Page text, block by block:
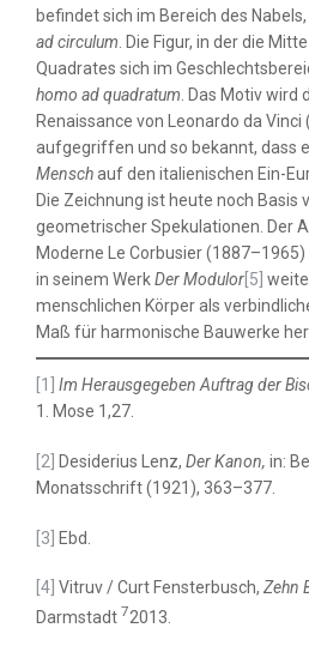
befindet sich im Bereich des
ad circulum . Die Figur, in der die
Quadrates sich im
homo ad quadratum . Das Motiv
Renaissance von Leonardo da Vinci
aufgegriffen und so bekannt, dass
Menschauf den italienischen Ein-
Die Zeichnung ist heute noch Basis
geometrischer Spekulationen. Der
Moderne Le Corbusier
in seinem WerkDer Modulor [5]
menschlichen Körper als
Maß für harmonische Bauwerke
[1]
Im Herausgegeben Auftrag der
1. Mose 1,27.
[2] Desiderius Lenz, Der Kanon, in:
Monatsschrift (1921), 363–377.
[3] Ebd.
[4] Vitruv / Curt Fensterbusch, Zehn
Darmstadt 72013.